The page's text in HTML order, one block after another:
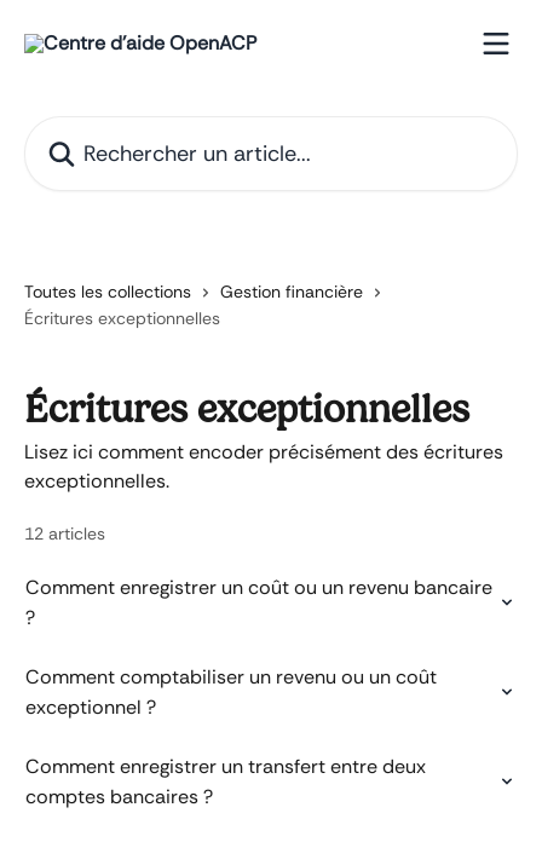
Toutes les collections
Gestion financière
Écritures exceptionnelles
Écritures exceptionnelles
Lisez ici comment encoder précisément des écritures
exceptionnelles.
12 articles
Comment enregistrer un coût ou un revenu bancaire
?
Comment comptabiliser un revenu ou un coût
exceptionnel ?
Comment enregistrer un transfert entre deux
comptes bancaires ?